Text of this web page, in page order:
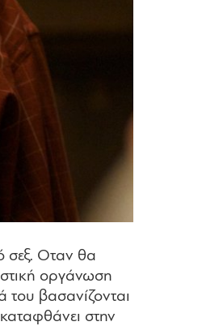
σεξ. Οταν θα
οργάνωση
του βασανίζονται
στην